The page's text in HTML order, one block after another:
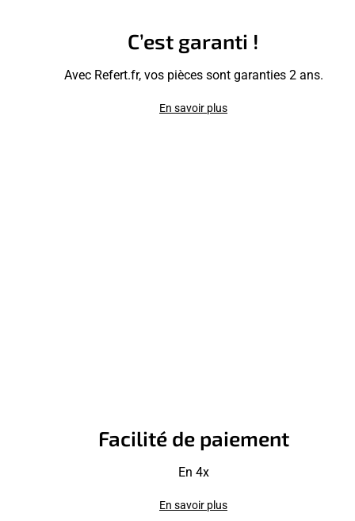
C’est garanti !
Avec Refert.fr, vos pièces sont garanties 2 ans.
En savoir plus
Facilité de paiement
En 4x
En savoir plus